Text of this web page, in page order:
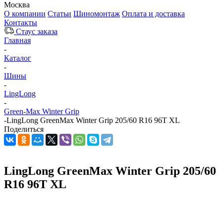
Москва
О компании Статьи Шиномонтаж Оплата и доставка
Контакты
Стаус заказа
Главная
-
Каталог
-
Шины
-
LingLong
-
Green-Max Winter Grip
-LingLong GreenMax Winter Grip 205/60 R16 96T XL
Поделиться
LingLong GreenMax Winter Grip 205/60
R16 96T XL